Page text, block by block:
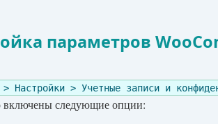
параметров
> Настройки > Учетные записи и
включены следующие опции: